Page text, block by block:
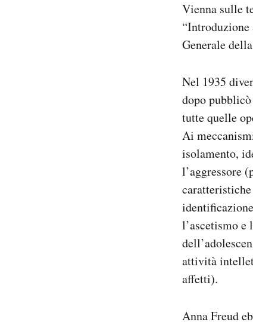
Vienna sulle
Generale
Nel 1935
dopo
tutte quelle
Ai
isolamento,
l’aggressore
l’ascetismo
attività
affetti).
Anna Freud